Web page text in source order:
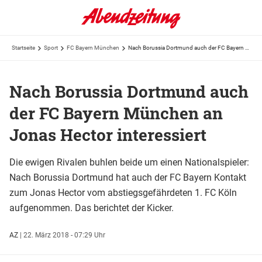
Startseite Sport FC Bayern München
Nach Borussia Dortmund auch
der FC Bayern München an
Jonas Hector interessiert
Die ewigen Rivalen buhlen beide um einen Nationalspieler:
Nach Borussia Dortmund hat auch der FC Bayern Kontakt
zum Jonas Hector vom abstiegsgefährdeten 1. FC Köln
aufgenommen. Das berichtet der Kicker.
AZ | 22. März 2018 - 07:29 Uhr